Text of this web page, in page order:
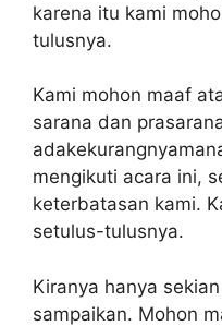
karena itu kami
tulusnya.
Kami mohon maaf
sarana dan
mengikuti acara ini,
keterbatasan kami.
setulus-tulusnya.
Kiranya hanya
sampaikan. Mohon